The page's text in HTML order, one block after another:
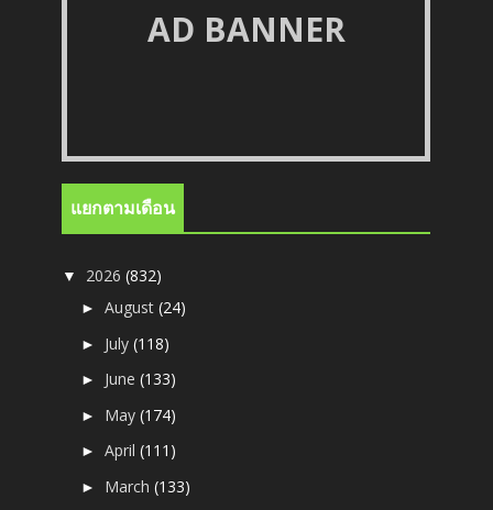
AD BANNER
แยกตามเดือน
▼ 2026(832)
►August(24)
► July(118)
► June(133)
► May(174)
►April(111)
► March(133)